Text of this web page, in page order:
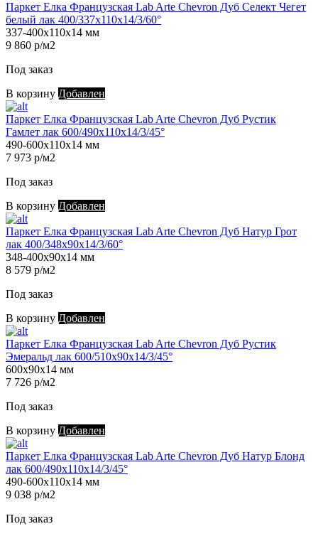
Паркет Елка Французская Lab Arte Chevron Дуб Селект Чегет
белый лак 400/337х110х14/3/60°
337-400х110х14 мм
9 860 р/м2
Под заказ
В корзину Добавлен
Паркет Елка Французская Lab Arte Chevron Дуб Рустик
Гамлет лак 600/490х110х14/3/45°
490-600х110х14 мм
7 973 р/м2
Под заказ
В корзину Добавлен
Паркет Елка Французская Lab Arte Chevron Дуб Натур Грот
лак 400/348х90х14/3/60°
348-400х90х14 мм
8 579 р/м2
Под заказ
В корзину Добавлен
Паркет Елка Французская Lab Arte Chevron Дуб Рустик
Эмеральд лак 600/510х90х14/3/45°
600х90х14 мм
7 726 р/м2
Под заказ
В корзину Добавлен
Паркет Елка Французская Lab Arte Chevron Дуб Натур Блонд
лак 600/490х110х14/3/45°
490-600х110х14 мм
9 038 р/м2
Под заказ